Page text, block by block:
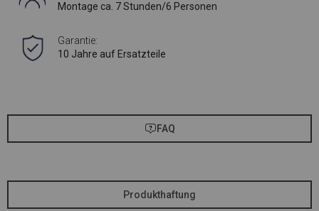
Montage ca. 7 Stunden/6 Personen
Garantie:
10 Jahre auf Ersatzteile
FAQ
Produkthaftung